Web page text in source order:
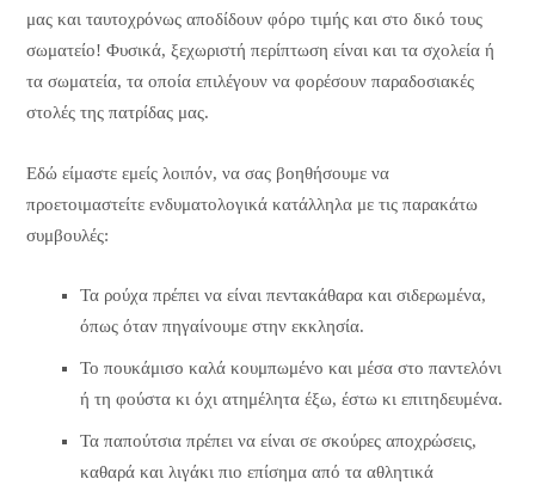
μας και ταυτοχρόνως αποδίδουν φόρο τιμής και στο δικό τους
σωματείο! Φυσικά, ξεχωριστή περίπτωση είναι και τα σχολεία ή
τα σωματεία, τα οποία επιλέγουν να φορέσουν παραδοσιακές
στολές της πατρίδας μας.
Εδώ είμαστε εμείς λοιπόν, να σας βοηθήσουμε να
προετοιμαστείτε ενδυματολογικά κατάλληλα με τις παρακάτω
συμβουλές:
Τα ρούχα πρέπει να είναι πεντακάθαρα και σιδερωμένα,
όπως όταν πηγαίνουμε στην εκκλησία.
Το πουκάμισο καλά κουμπωμένο και μέσα στο παντελόνι
ή τη φούστα κι όχι ατημέλητα έξω, έστω κι επιτηδευμένα.
Τα παπούτσια πρέπει να είναι σε σκούρες αποχρώσεις,
καθαρά και λιγάκι πιο επίσημα από τα αθλητικά